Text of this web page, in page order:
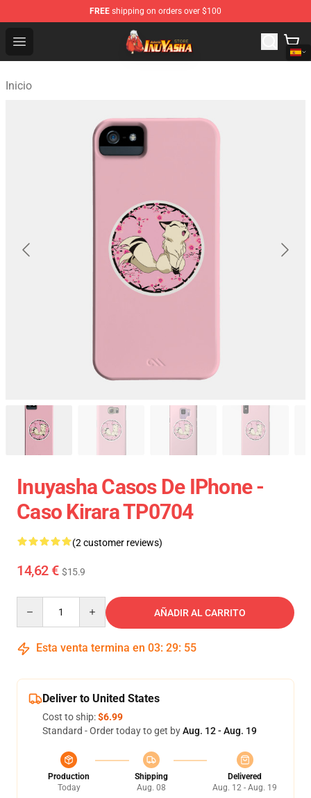
FREE shipping on orders over $100
Open menu
Inuyasha Store - Official Inuyasha Merchandise Shop
Inicio
Inuyasha Casos De IPhone -
Caso Kirara TP0704
(2 customer reviews)
14,62 € $15.9
AÑADIR AL CARRITO
Esta venta termina en 03: 29: 55
Deliver to United States
Cost to ship:$6.99
Standard - Order today to get byAug. 12 - Aug. 19
Production
Today
Shipping
Aug. 08
Delivered
Aug. 12 - Aug. 19